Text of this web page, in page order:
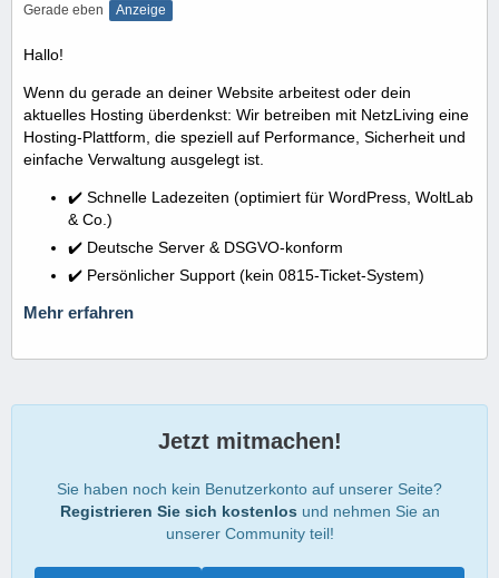
Gerade eben Anzeige
Hallo!
Wenn du gerade an deiner Website arbeitest oder dein
aktuelles Hosting überdenkst: Wir betreiben mit NetzLiving eine
Hosting-Plattform, die speziell auf Performance, Sicherheit und
einfache Verwaltung ausgelegt ist.
✔️ Schnelle Ladezeiten (optimiert für WordPress, WoltLab
& Co.)
✔️ Deutsche Server & DSGVO-konform
✔️ Persönlicher Support (kein 0815-Ticket-System)
Mehr erfahren
Jetzt mitmachen!
Sie haben noch kein Benutzerkonto auf unserer Seite?
Registrieren Sie sich kostenlos und nehmen Sie an
unserer Community teil!